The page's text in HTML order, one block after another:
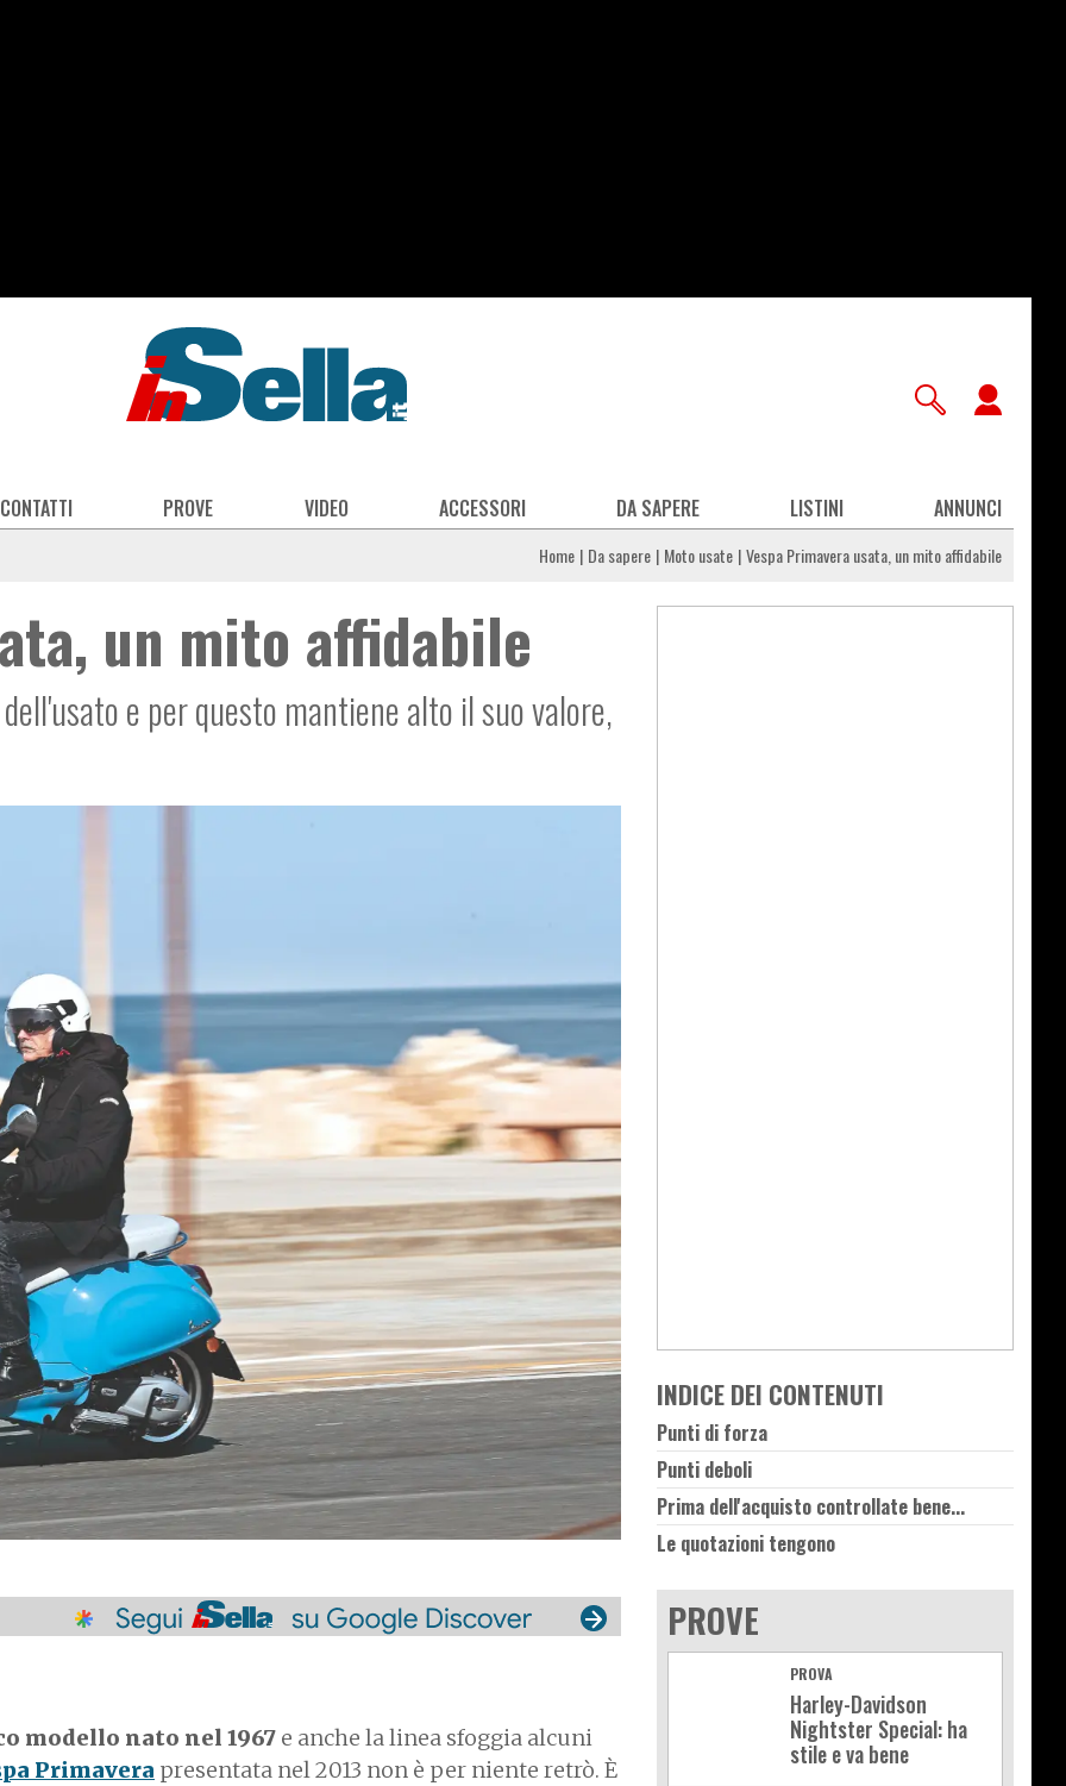
PROVE VIDEO ACCESSORI DA SAPERE LISTINI ANNUNCI
Home Da sapere Moto usate Vespa Primavera usata, un mito affidabile
un mito affidabile
e per questo mantiene alto il suo valore,
modello nato nel 1967 e anche la linea sfoggia alcuni
Primavera presentata nel 2013 non è per niente retrò. È
INDICE DEI CONTENUTI
Punti di forza
Punti deboli
Prima dell'acquisto controllate bene...
Le quotazioni tengono
PROVE
PROVA
Harley-Davidson
Nightster Special: ha
stile e va bene